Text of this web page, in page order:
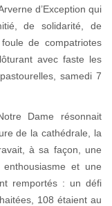
d’Exception qui
de solidarité, de
de compatriotes
avec faste les
samedi 7
Dame résonnait
de la cathédrale, la
à sa façon, une
et une
remportés : un défi
108 étaient au